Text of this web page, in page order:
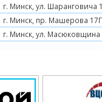
г. Минск, ул. Шаранговича
г. Минск, пр. Машерова
г. Минск, ул. Масюковщина